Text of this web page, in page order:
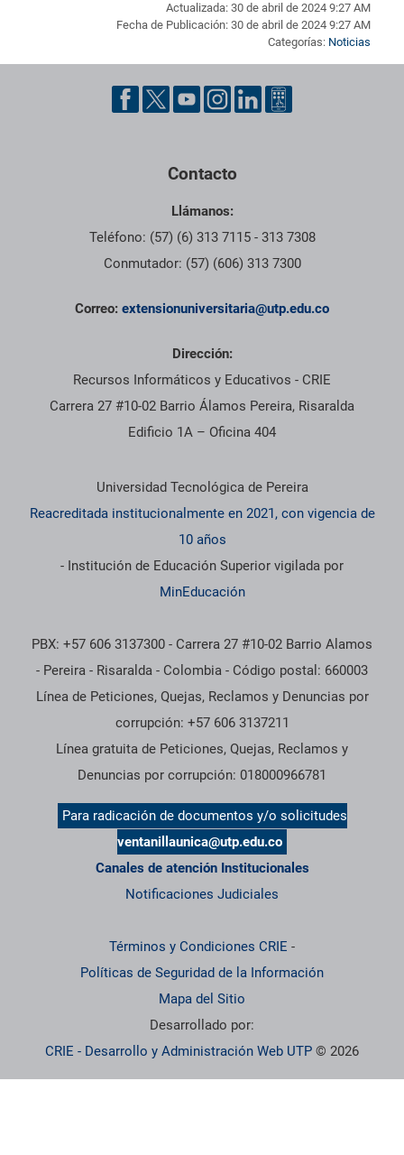
Actualizada: 30 de abril de 2024 9:27 AM
Fecha de Publicación: 30 de abril de 2024 9:27 AM
Categorías: Noticias
Pie de página con información de contacto, redes sociales y
Contacto
Llámanos:
Teléfono: (57) (6) 313 7115 - 313 7308
Conmutador: (57) (606) 313 7300
Correo: extensionuniversitaria@utp.edu.co
Dirección:
Recursos Informáticos y Educativos - CRIE
Carrera 27 #10-02 Barrio Álamos Pereira, Risaralda
Edificio 1A – Oficina 404
Información institucional
Universidad Tecnológica de Pereira
Reacreditada institucionalmente en 2021, con vigencia de
10 años
- Institución de Educación Superior vigilada por
MinEducación
PBX: +57 606 3137300 - Carrera 27 #10-02 Barrio Alamos
- Pereira - Risaralda - Colombia - Código postal: 660003
Línea de Peticiones, Quejas, Reclamos y Denuncias por
corrupción: +57 606 3137211
Línea gratuita de Peticiones, Quejas, Reclamos y
Denuncias por corrupción: 018000966781
Para radicación de documentos y/o solicitudes
ventanillaunica@utp.edu.co
Canales de atención Institucionales
Notificaciones Judiciales
Términos y Condiciones CRIE -
Políticas de Seguridad de la Información
Mapa del Sitio
Desarrollado por:
CRIE - Desarrollo y Administración Web UTP © 2026